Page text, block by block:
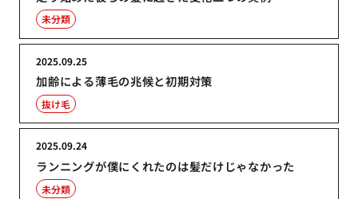
未分類
加齢による薄毛の兆候と初期対策
2025.09.25
抜け毛
ランニングが僕にくれたのは髪だけじゃなかった
2025.09.24
未分類